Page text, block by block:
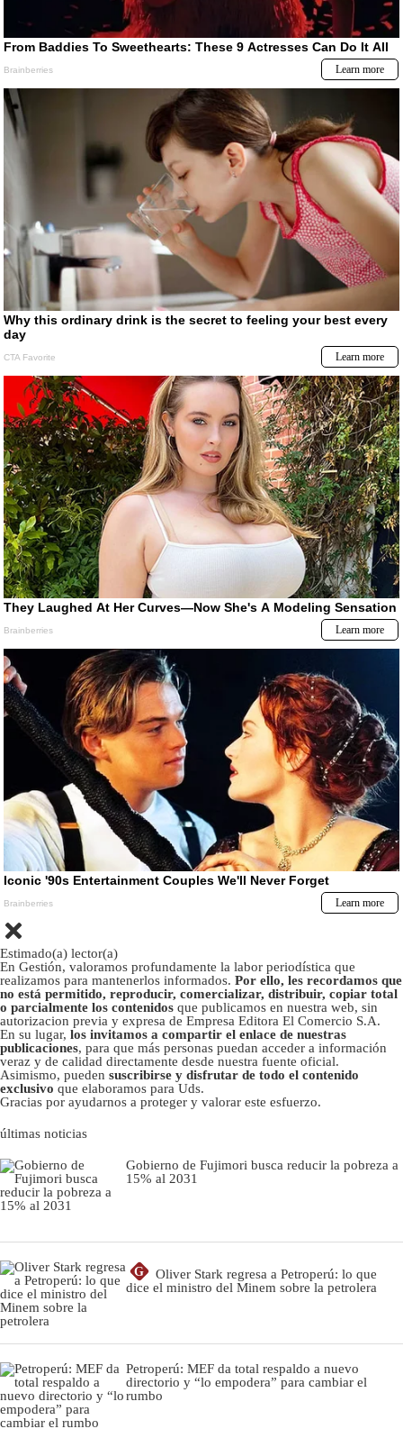
Estimado(a) lector(a)
En Gestión, valoramos profundamente la labor periodística que
realizamos para mantenerlos informados. Por ello, les recordamos que
no está permitido, reproducir, comercializar, distribuir, copiar total
o parcialmente los contenidos que publicamos en nuestra web, sin
autorizacion previa y expresa de Empresa Editora El Comercio S.A.
En su lugar, los invitamos a compartir el enlace de nuestras
publicaciones, para que más personas puedan acceder a información
veraz y de calidad directamente desde nuestra fuente oficial.
Asimismo, pueden suscribirse y disfrutar de todo el contenido
exclusivo que elaboramos para Uds.
Gracias por ayudarnos a proteger y valorar este esfuerzo.
últimas noticias
Gobierno de Fujimori busca reducir la pobreza a
15% al 2031
G
Oliver Stark regresa a Petroperú: lo que
dice el ministro del Minem sobre la petrolera
Petroperú: MEF da total respaldo a nuevo
directorio y “lo empodera” para cambiar el
rumbo